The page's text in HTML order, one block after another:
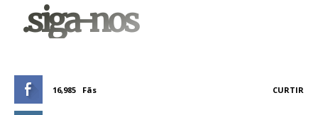
.siga-nos
16,985 Fãs CURTIR